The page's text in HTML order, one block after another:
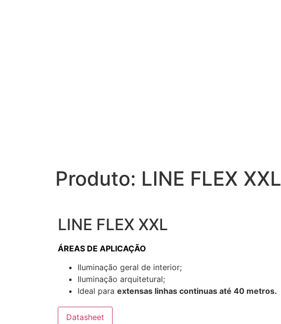
Produto: LINE FLEX XXL
LINE FLEX XXL
ÁREAS DE APLICAÇÃO
Iluminação geral de interior;
Iluminação arquitetural;
Ideal para extensas linhas continuas até 40 metros.
Datasheet